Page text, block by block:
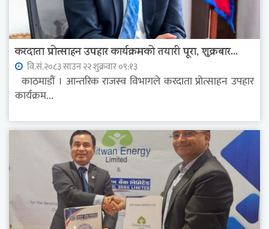
करदाता प्रोत्साहन उपहार कार्यक्रमको तयारी पूरा, शुक्रबार...
वि.सं.२०८३ साउन २२ शुक्रवार ०९:१३
काठमाडौं । आन्तरिक राजस्व विभागले करदाता प्रोत्साहन उपहार
कार्यक्रम...